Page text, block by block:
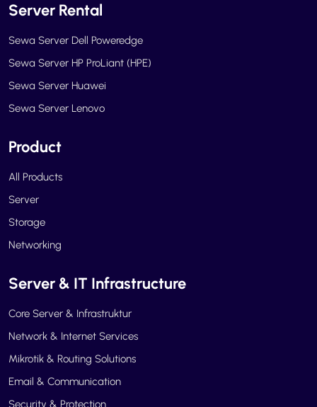
Server Rental
Sewa Server Dell Poweredge
Sewa Server HP ProLiant (HPE)
Sewa Server Huawei
Sewa Server Lenovo
Product
All Products
Server
Storage
Networking
Server & IT Infrastructure
Core Server & Infrastruktur
Network & Internet Services
Mikrotik & Routing Solutions
Email & Communication